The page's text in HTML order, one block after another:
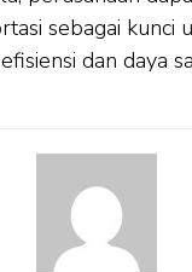
sebagai kunci
dan daya